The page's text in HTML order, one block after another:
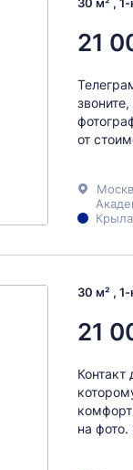
21
от
30 м² ,
21
на